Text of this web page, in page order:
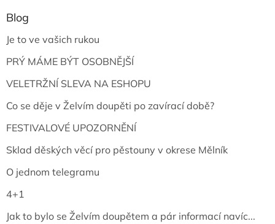
Blog
Je to ve vašich rukou
PRÝ MÁME BÝT OSOBNĚJŠÍ
VELETRŽNÍ SLEVA NA ESHOPU
Co se děje v Želvím doupěti po zavírací době?
FESTIVALOVÉ UPOZORNĚNÍ
Sklad děských věcí pro pěstouny v okrese Mělník
O jednom telegramu
4+1
Jak to bylo se Želvím doupětem a pár informací navíc...